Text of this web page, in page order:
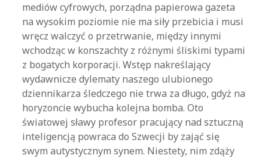
mediów cyfrowych, porządna papierowa gazeta
na wysokim poziomie nie ma siły przebicia i musi
wręcz walczyć o przetrwanie, między innymi
wchodząc w konszachty z różnymi śliskimi typami
z bogatych korporacji. Wstęp nakreślający
wydawnicze dylematy naszego ulubionego
dziennikarza śledczego nie trwa za długo, gdyż na
horyzoncie wybucha kolejna bomba. Oto
światowej sławy profesor pracujący nad sztuczną
inteligencją powraca do Szwecji by zająć się
swym autystycznym synem. Niestety, nim zdąży